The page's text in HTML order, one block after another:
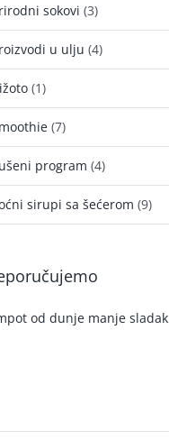
sokovi (3)
u ulju (4)
(1)
(7)
program (4)
sirupi sa šećerom (9)
od dunje manje sladak